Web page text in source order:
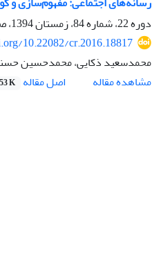
دوره 22، شماره 84، زمستان 1394، صفحه
10.22082/cr.2016.18817
محمدسعید ذکایی، محمدحسین
مشاهده مقاله
اصل مقاله K